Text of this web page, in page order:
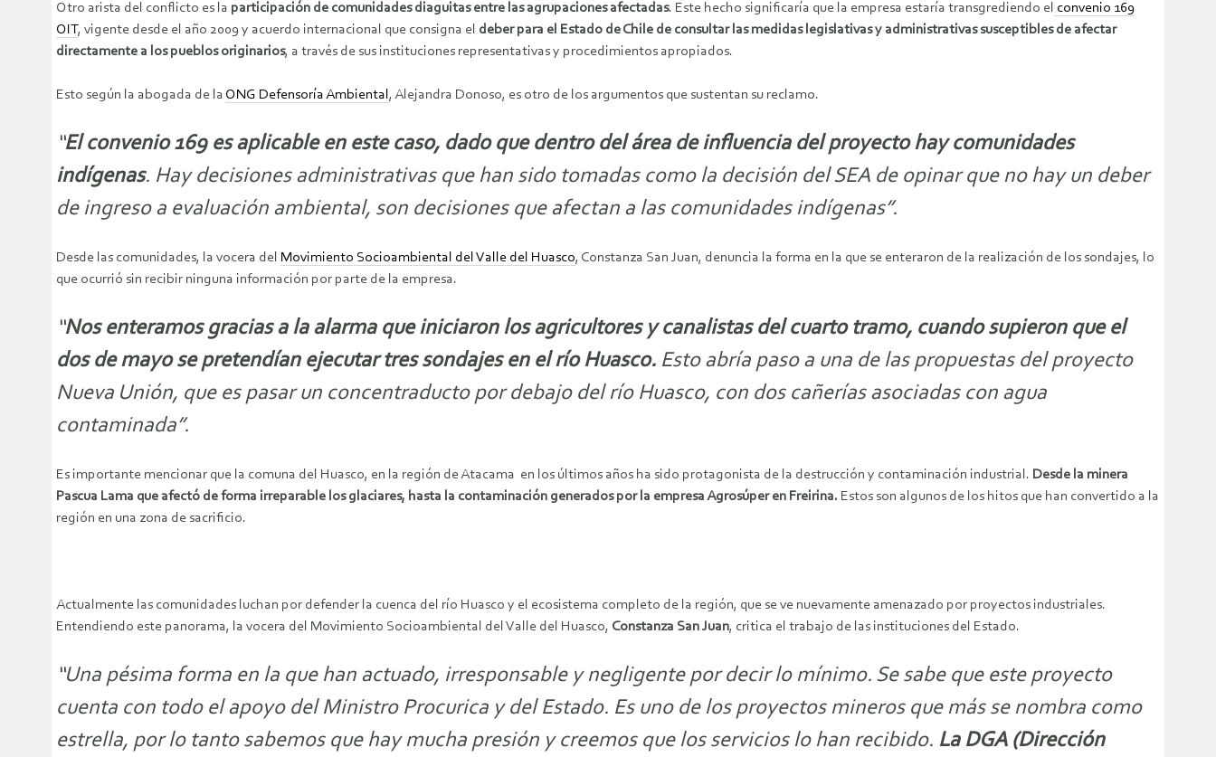
Otro arista del conflicto es la participación de comunidades diaguitas entre las agrupaciones afectadas. Este hecho significaría que la empresa estaría transgrediendo el convenio 169
OIT, vigente desde el año 2009 y acuerdo internacional que consigna el deber para el Estado de Chile de consultar las medidas legislativas y administrativas susceptibles de afectar
directamente a los pueblos originarios, a través de sus instituciones representativas y procedimientos apropiados.
Esto según la abogada de la ONG Defensoría Ambiental , Alejandra Donoso, es otro de los argumentos que sustentan su reclamo.
“El convenio 169 es aplicable en este caso, dado que dentro del área de influencia del proyecto hay comunidades
indígenas. Hay decisiones administrativas que han sido tomadas como la decisión del SEA de opinar que no hay un deber
de ingreso a evaluación ambiental, son decisiones que afectan a las comunidades indígenas”.
Desde las comunidades, la vocera del Movimiento Socioambiental del Valle del Huasco, Constanza San Juan, denuncia la forma en la que se enteraron de la realización de los sondajes, lo
que ocurrió sin recibir ninguna información por parte de la empresa.
“Nos enteramos gracias a la alarma que iniciaron los agricultores y canalistas del cuarto tramo, cuando supieron que el
dos de mayo se pretendían ejecutar tres sondajes en el río Huasco. Esto abría paso a una de las propuestas del proyecto
Nueva Unión, que es pasar un concentraducto por debajo del río Huasco, con dos cañerías asociadas con agua
contaminada”.
Es importante mencionar que la comuna del Huasco, en la región de Atacama en los últimos años ha sido protagonista de la destrucción y contaminación industrial. Desde la minera
Pascua Lama que afectó de forma irreparable los glaciares, hasta la contaminación generados por la empresa Agrosúper en Freirina. Estos son algunos de los hitos que han convertido a la
región en una zona de sacrificio.
Actualmente las comunidades luchan por defender la cuenca del río Huasco y el ecosistema completo de la región, que se ve nuevamente amenazado por proyectos industriales.
Entendiendo este panorama, la vocera del Movimiento Socioambiental del Valle del Huasco, Constanza San Juan, critica el trabajo de las instituciones del Estado.
“Una pésima forma en la que han actuado, irresponsable y negligente por decir lo mínimo. Se sabe que este proyecto
cuenta con todo el apoyo del Ministro Procurica y del Estado. Es uno de los proyectos mineros que más se nombra como
estrella, por lo tanto sabemos que hay mucha presión y creemos que los servicios lo han recibido. La DGA (Dirección